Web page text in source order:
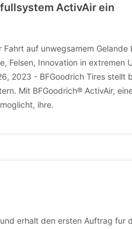
ActivAir ein
auf unwegsamem
Felsen, Innovation in extremen
2023 - BFGoodrich Tires stellt
Mit BFGoodrich® ActivAir,
ihre.
erhalt den ersten Auftrag fur